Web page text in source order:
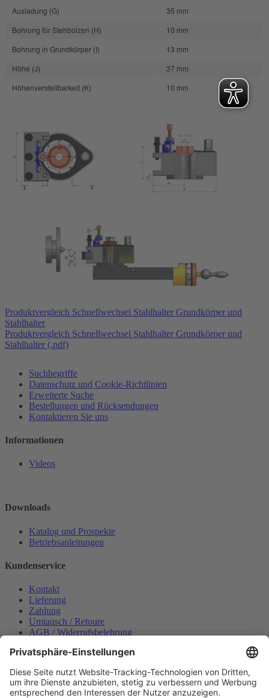
Ausladung (G)
35 mm
Bohrung für Stehbolzen (H)
10 mm
Bohrung in Grundkörper (I)
13 mm
Höhe (J)
37 mm
Höhenverstellbarkeit (K)
10 mm
Produktvergleich Schnellwechsel Stahlhalter Grundkörper und
Stahlhalter
Produktvergleich Schnellwechsel Stahlhalter Grundkörper und
Stahlhalter (.pdf)
Suchbegriffe
Datenschutz und Cookie-Richtlinien
Erweiterte Suche
Bestellungen und Rücksendungen
Kontaktieren Sie uns
Informationen
Videos
Downloads
Katalog und Prospekte
Betriebsanleitungen
Kundenservice
Kontakt
Lieferung
Zahlung
Umtausch / Retoure
AGB / Widerrufsbelehrung
Datenschutzerklärung
Bestellung widerrufen